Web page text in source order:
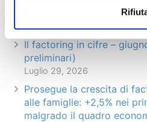
Il factoring in cifre –
preliminari)
Luglio 29, 2026
Prosegue la crescita di
alle famiglie: +2,5% nei
malgrado il quadro